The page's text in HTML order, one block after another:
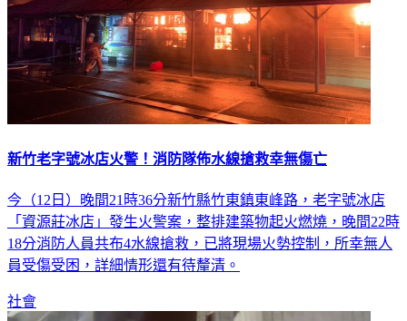
新竹老字號冰店火警！消防隊佈水線搶救幸無傷亡
今（12日）晚間21時36分新竹縣竹東鎮東峰路，老字號冰店
「資源莊冰店」發生火警案，整排建築物起火燃燒，晚間22時
18分消防人員共布4水線搶救，已將現場火勢控制，所幸無人
員受傷受困，詳細情形還有待釐清。
社會